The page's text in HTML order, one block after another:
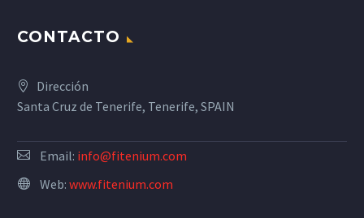
CONTACTO
Dirección
Santa Cruz de Tenerife, Tenerife, SPAIN
Email: info@fitenium.com
Web: www.fitenium.com